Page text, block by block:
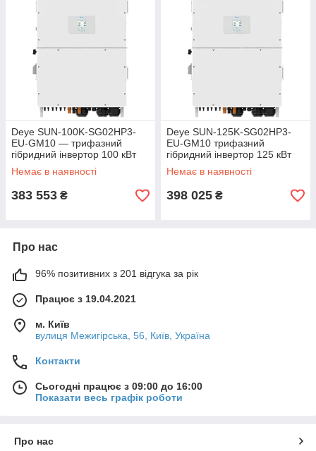
Deye SUN-100K-SG02HP3-
EU-GM10 — трифазний
гібридний інвертор 100 кВт
IP65
Немає в наявності
383 553 ₴
Deye SUN-125K-SG02HP3-
EU-GM10 трифазний
гібридний інвертор 125 кВт
IP65
Немає в наявності
398 025 ₴
Про нас
96% позитивних з 201 відгука за рік
Працює з 19.04.2021
м. Київ
вулиця Межигірська, 56, Київ, Україна
Контакти
Сьогодні працює з 09:00 до 16:00
Показати весь графік роботи
Про нас